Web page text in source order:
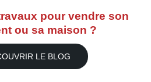
pour vendre son
ou sa maison ?
LE BLOG